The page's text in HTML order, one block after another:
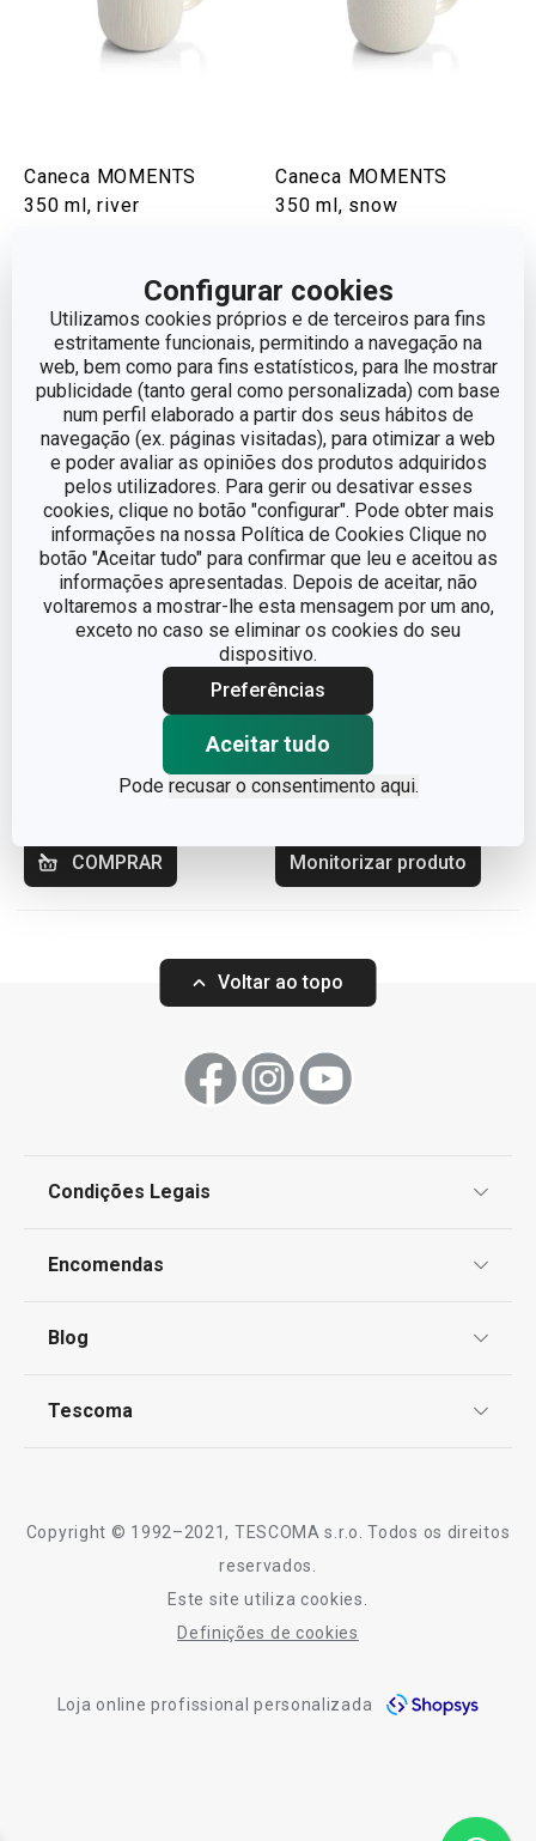
Configurar cookies
Utilizamos cookies próprios e de terceiros para fins
estritamente funcionais, permitindo a navegação na
web, bem como para fins estatísticos, para lhe mostrar
publicidade (tanto geral como personalizada) com base
num perfil elaborado a partir dos seus hábitos de
navegação (ex. páginas visitadas), para otimizar a web
e poder avaliar as opiniões dos produtos adquiridos
pelos utilizadores. Para gerir ou desativar esses
cookies, clique no botão "configurar". Pode obter mais
informações na nossa Política de Cookies Clique no
botão "Aceitar tudo" para confirmar que leu e aceitou as
informações apresentadas. Depois de aceitar, não
voltaremos a mostrar-lhe esta mensagem por um ano,
exceto no caso se eliminar os cookies do seu
dispositivo.
Preferências
Aceitar tudo
Pode recusar o consentimento aqui.
Caneca MOMENTS
350 ml, river
Disponível na loja online
COMPRAR
Caneca MOMENTS
350 ml, snow
Disponível na loja online
COMPRAR
Caneca MOMENTS
COMPRAR
Caneca MOMENTS
350 ml, waterfall
€ 5,90
Monitorizar produto
Voltar ao topo
Condições Legais
Livro de Reclamações
Encomendas
Perguntas Frequentes
Blog
Tescoma
Copyright © 1992–2021, TESCOMA s.r.o. Todos os direitos
reservados.
Este site utiliza cookies.
Definições de cookies
Loja online profissional personalizada